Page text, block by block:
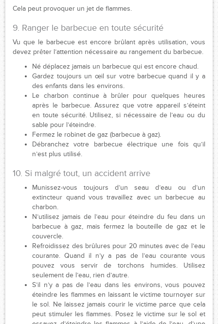
Cela peut provoquer un jet de flammes.
9. Ranger le barbecue en toute sécurité
Vu que le barbecue est encore brûlant après utilisation, vous
devez prêter l’attention nécessaire au rangement du barbecue.
Né déplacez jamais un barbecue qui est encore chaud.
Gardez toujours un œil sur votre barbecue quand il y a
des enfants dans les environs.
Le charbon continue à brûler pour quelques heures
après le barbecue. Assurez que votre appareil s’éteint
en toute sécurité. Utilisez, si nécessaire de l’eau ou du
sable pour l’éteindre.
Fermez le robinet de gaz (barbecue à gaz).
Débranchez votre barbecue électrique une fois qu’il
n’est plus utilisé.
10. Si malgré tout, un accident arrive
Munissez-vous toujours d’un seau d’eau ou d’un
extincteur quand vous travaillez avec un barbecue au
charbon.
N’utilisez jamais de l’eau pour éteindre du feu dans un
barbecue à gaz, mais fermez la bouteille de gaz et le
couvercle.
Refroidissez des brûlures pour 20 minutes avec de l’eau
courante. Quand il n’y a pas de l’eau courante vous
pouvez vous servir de torchons humides. Utilisez
seulement de l’eau, rien d’autre.
S’il n’y a pas de l’eau dans les environs, vous pouvez
éteindre les flammes en laissant le victime tournoyer sur
le sol. Ne laissez jamais courir le victime parce que cela
peut stimuler les flammes. Posez le victime sur le sol et